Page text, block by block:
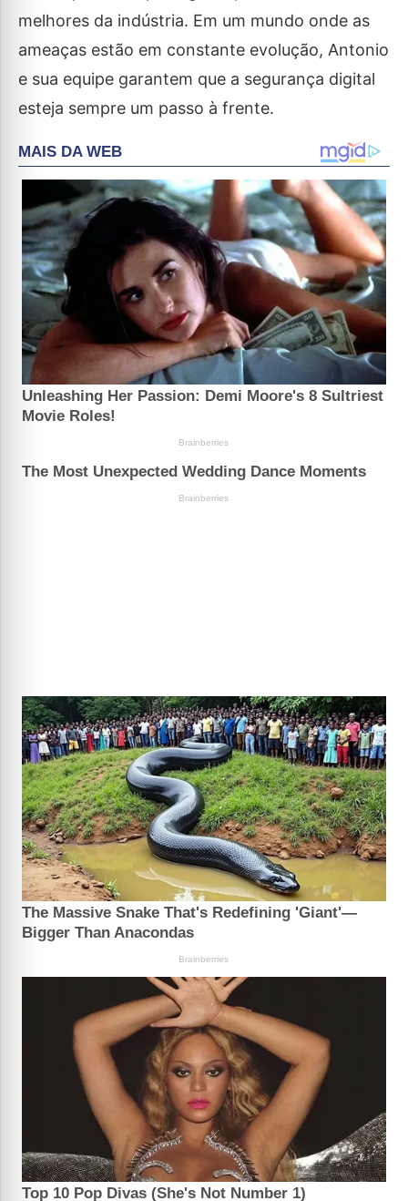
melhores da indústria. Em um mundo onde as
ameaças estão em constante evolução, Antonio
e sua equipe garantem que a segurança digital
esteja sempre um passo à frente.